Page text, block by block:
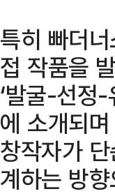
특히 빠더
접 작품을
‘발굴-선정
에 소개되
창작자가
계하는 방